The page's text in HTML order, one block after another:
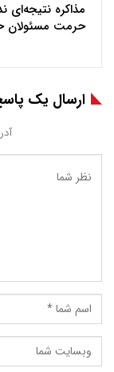
مذاکره نتیجه‌ای
حرمت مسئولان
ارسال یک